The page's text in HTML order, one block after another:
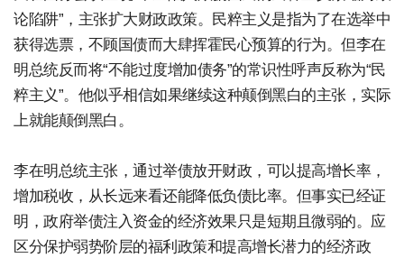
论陷阱”，主张扩大财政政策。民粹主义是指为了在选举中
获得选票，不顾国债而大肆挥霍民心预算的行为。但李在
明总统反而将“不能过度增加债务”的常识性呼声反称为“民
粹主义”。他似乎相信如果继续这种颠倒黑白的主张，实际
上就能颠倒黑白。
李在明总统主张，通过举债放开财政，可以提高增长率，
增加税收，从长远来看还能降低负债比率。但事实已经证
明，政府举债注入资金的经济效果只是短期且微弱的。应
区分保护弱势阶层的福利政策和提高增长潜力的经济政